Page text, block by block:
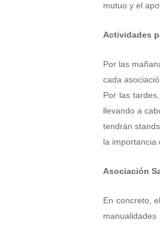
mutuo y el
Actividades
Por las
cada
Por las
llevando a
tendrán
la importancia
Asociación
En concreto,